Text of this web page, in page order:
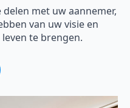
met uw aannemer,
van uw visie en
te brengen.